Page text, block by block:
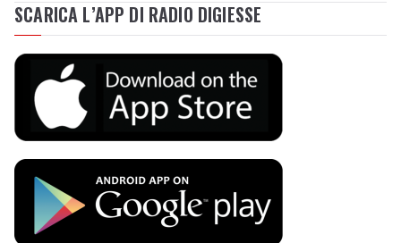
SCARICA L’APP DI RADIO DIGIESSE